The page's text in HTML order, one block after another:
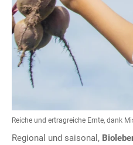
Reiche und ertragreiche Ernte, dank
Regional und saisonal,